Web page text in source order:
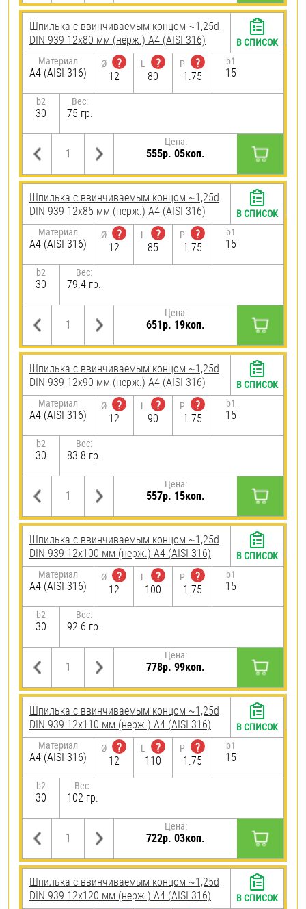
Шпилька c ввинчиваемым концом ~1,25d
DIN 939 12х80 мм (нерж.) A4 (AISI 316)
Материал
A4 (AISI 316)
Ø
?
12
L
?
80
P
?
1.75
b1
15
b2
30
Вес:
75 гр.
Цена:
555р. 05коп.
В СПИСОК
Шпилька c ввинчиваемым концом ~1,25d
DIN 939 12х85 мм (нерж.) A4 (AISI 316)
Материал
A4 (AISI 316)
Ø
?
12
L
?
85
P
?
1.75
b1
15
b2
30
Вес:
79.4 гр.
Цена:
651р. 19коп.
В СПИСОК
Шпилька c ввинчиваемым концом ~1,25d
DIN 939 12х90 мм (нерж.) A4 (AISI 316)
Материал
A4 (AISI 316)
Ø
?
12
L
?
90
P
?
1.75
b1
15
b2
30
Вес:
83.8 гр.
Цена:
557р. 15коп.
В СПИСОК
Шпилька c ввинчиваемым концом ~1,25d
DIN 939 12х100 мм (нерж.) A4 (AISI 316)
Материал
A4 (AISI 316)
Ø
?
12
L
?
100
P
?
1.75
b1
15
b2
30
Вес:
92.6 гр.
Цена:
778р. 99коп.
В СПИСОК
Шпилька c ввинчиваемым концом ~1,25d
DIN 939 12х110 мм (нерж.) A4 (AISI 316)
Материал
A4 (AISI 316)
Ø
?
12
L
?
110
P
?
1.75
b1
15
b2
30
Вес:
102 гр.
Цена:
722р. 03коп.
В СПИСОК
Шпилька c ввинчиваемым концом ~1,25d
DIN 939 12х120 мм (нерж.) A4 (AISI 316)
В СПИСОК